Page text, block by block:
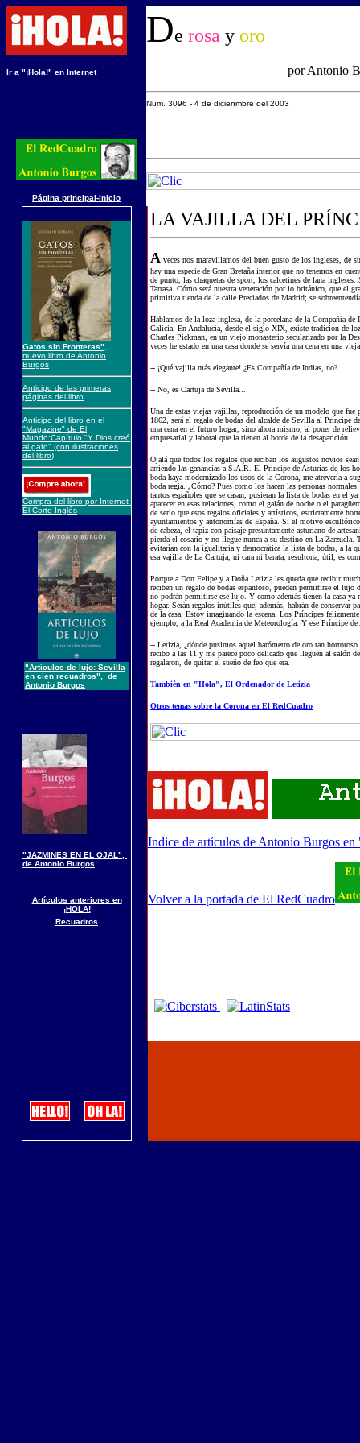
Ir a "¡Hola!" en Internet
De rosa y oro
por Antonio
Num. 3096 - 4 de dicienmbre del 2003
Página principal-Inicio
Gatos sin Fronteras"
nuevo libro de Antonio
Burgos
Anticipo de las primeras
páginas del libro
Anticipo del libro en el
"Magazine" de El
Mundo:Capítulo "Y Dios creó
al gato" (con ilustraciones
del libro)
Compra del libro por Internet-
El Corte Inglés
"Artículos de lujo: Sevilla
en cien recuadros", de
Antonio Burgos
"JAZMINES EN EL OJAL",
de Antonio Burgos
Artículos anteriores en
¡HOLA!
Recuadros
LA VAJILLA DEL
A veces nos maravillamos del buen gusto de los ingleses, de
hay una especie de Gran Bretaña interior que no tenemos en
de punto, las chaquetas de sport, los calcetines de lana
Tarrasa. Cómo será nuestra veneración por lo británico, que el
primitiva tienda de la calle Preciados de Madrid; se
Hablamos de la loza inglesa, de la porcelana de la Compañía
Galicia. En Andalucía, desde el siglo XIX, existe tradición de
Charles Pickman, en un viejo monasterio secularizado por la
veces he estado en una casa donde se servía una cena en una
-- ¡Qué vajilla más elegante! ¿Es Compañía de Indias, no?
-- No, es Cartuja de Sevilla...
Una de estas viejas vajillas, reproducción de un modelo que
1862, será el regalo de bodas del alcalde de Sevilla al Príncipe
una cena en el futuro hogar, sino ahora mismo, al poner de
empresarial y laboral que la tienen al borde de la desaparición.
Ojalá que todos los regalos que reciban los augustos novios
arriendo las ganancias a S.A.R. El Príncipe de Asturias de los
boda haya modernizado los usos de la Corona, me atrevería a
boda regia. ¿Cómo? Pues como los hacen las personas
tantos españoles que se casan, pusieran la lista de bodas en el
aparecer en esas relaciones, como el galán de noche o el
de serlo que esos regalos oficiales y artísticos, estrictamente
ayuntamientos y autonomías de España. Si el motivo
de cabeza, el tapiz con paisaje presuntamente asturiano de
pierda el cosario y no llegue nunca a su destino en La
evitarían con la igualitaria y democrática la lista de bodas, a la
esa vajilla de La Cartuja, ni cara ni barata, resultona, útil, es
Porque a Don Felipe y a Doña Letizia les queda que recibir
reciben un regalo de bodas espantoso, pueden permitirse el
no podrán permitirse ese lujo. Y como además tienen la casa
hogar. Serán regalos inútiles que, además, habrán de conservar
de la casa. Estoy imaginando la escena. Los Príncipes
ejemplo, a la Real Academia de Meteorología. Y ese Príncipe
-- Letizia, ¿dónde pusimos aquel barómetro de oro tan
recibo a las 11 y me parece poco delicado que lleguen al salón
regalaron, de quitar el sueño de feo que era.
Tambièn en "Hola", El Ordenador de Letizia
Otros temas sobre la Corona en El RedCuadro
Indice de artículos de Antonio Burgos
Volver a la portada de El RedCuadro